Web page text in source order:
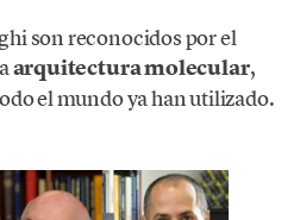
son reconocidos por el
arquitectura molecular,
el mundo ya han utilizado.